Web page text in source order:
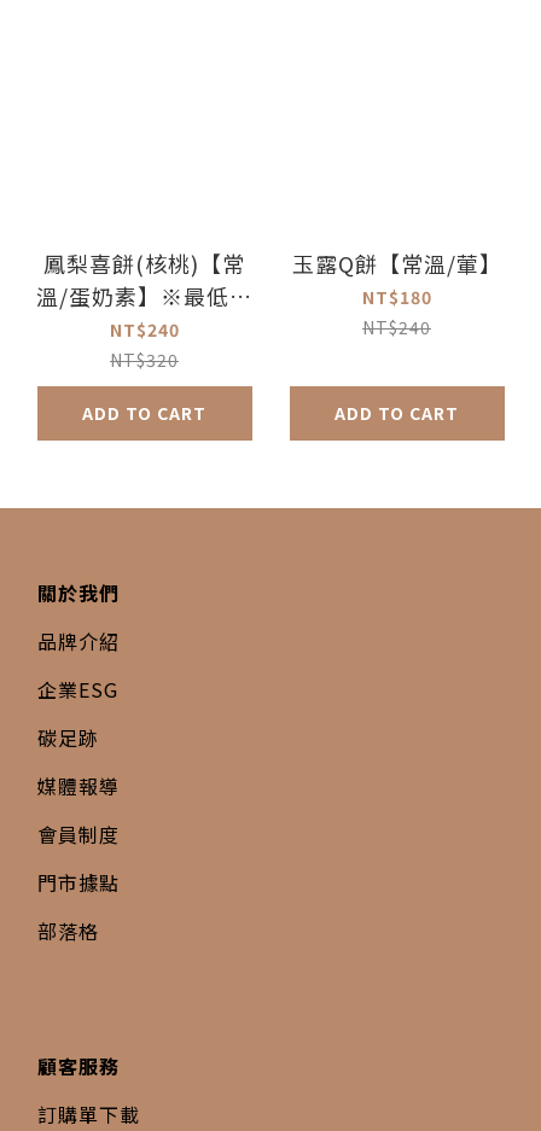
鳳梨喜餅(核桃)【常
溫/蛋奶素】※最低訂
購量5盒
NT$240
NT$320
ADD TO CART
玉露Q餅【常溫/葷】
NT$180
NT$240
ADD TO CART
關於我們
品牌介紹
企業ESG
碳足跡
媒體報導
會員制度
門市據點
部落格
顧客服務
訂購單下載